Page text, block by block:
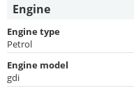
Engine
Engine type
Petrol
Engine model
gdi